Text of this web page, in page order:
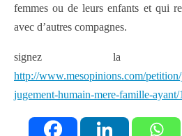
femmes ou de leurs enfants et qui
avec d’autres compagnes.
signez la
http://www.mesopinions.com/
jugement-humain-mere-famille-ayant/